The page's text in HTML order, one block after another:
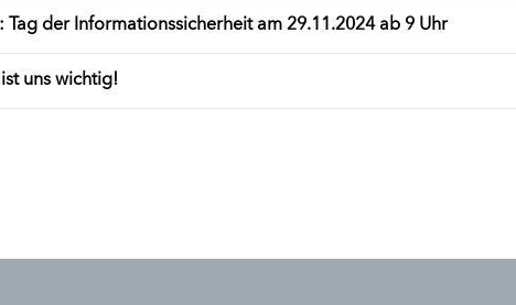
der Informationssicherheit am 29.11.2024 ab 9 Uhr
uns wichtig!